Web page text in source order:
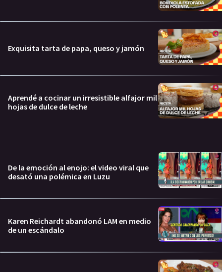
Exquisita tarta de papa, queso y jamón
Aprendé a cocinar un irresistible alfajor mil
hojas de dulce de leche
De la emoción al enojo: el video viral que
desató una polémica en Luzu
Karen Reichardt abandonó LAM en medio
de un escándalo